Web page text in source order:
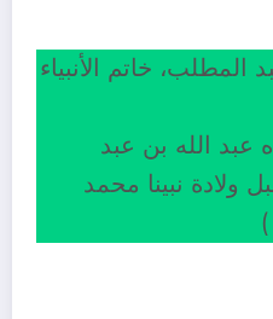
خاتم الأنبياء
عبد الله بن عبد
ولادة نبينا محمد